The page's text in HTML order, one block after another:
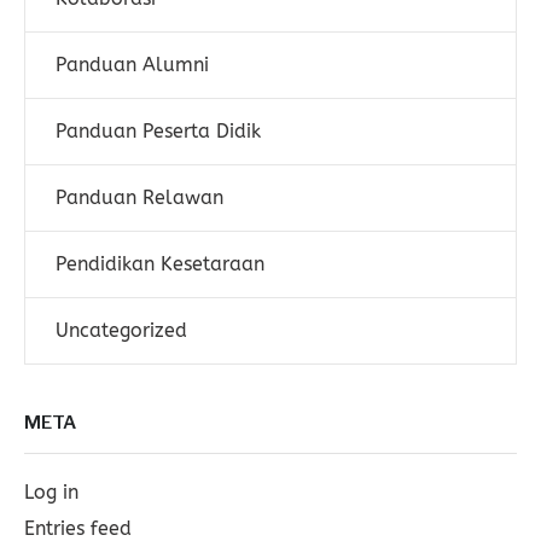
Panduan Alumni
Panduan Peserta Didik
Panduan Relawan
Pendidikan Kesetaraan
Uncategorized
META
Log in
Entries feed